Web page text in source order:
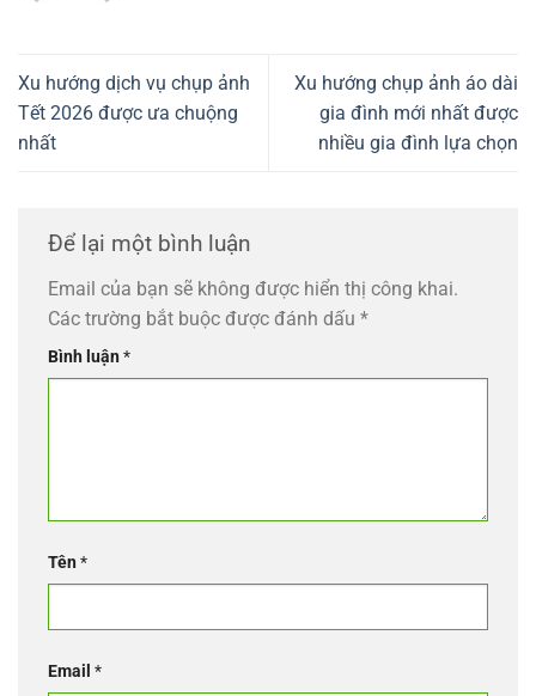
Xu hướng dịch vụ chụp ảnh
Tết 2026 được ưa chuộng
nhất
Xu hướng chụp ảnh áo dài
gia đình mới nhất được
nhiều gia đình lựa chọn
Để lại một bình luận
Email của bạn sẽ không được hiển thị công khai.
Các trường bắt buộc được đánh dấu *
Bình luận*
Tên*
Email *